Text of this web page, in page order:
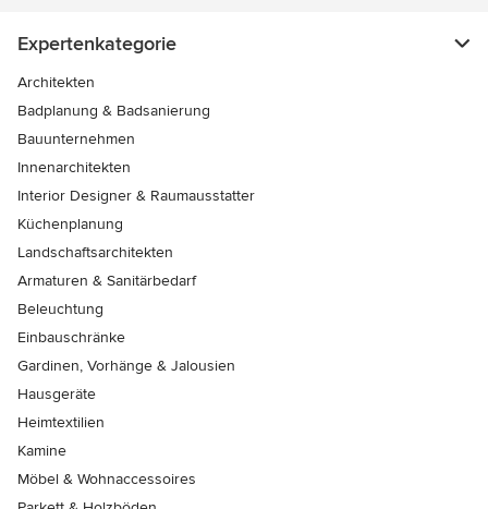
Expertenkategorie
Architekten
Badplanung & Badsanierung
Bauunternehmen
Innenarchitekten
Interior Designer & Raumausstatter
Küchenplanung
Landschaftsarchitekten
Armaturen & Sanitärbedarf
Beleuchtung
Einbauschränke
Gardinen, Vorhänge & Jalousien
Hausgeräte
Heimtextilien
Kamine
Möbel & Wohnaccessoires